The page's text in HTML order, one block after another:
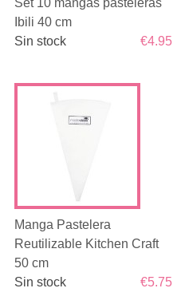
Set 10 mangas pasteleras
Ibili 40 cm
€4.95
Sin stock
Manga Pastelera
Reutilizable Kitchen Craft
50 cm
€5.75
Sin stock